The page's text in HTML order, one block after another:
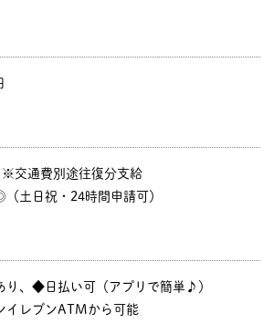
通費別途往復分支給
土日祝・24時間申請可）
り、◆日払い可（アプリで簡単♪）
イレブンATMから可能